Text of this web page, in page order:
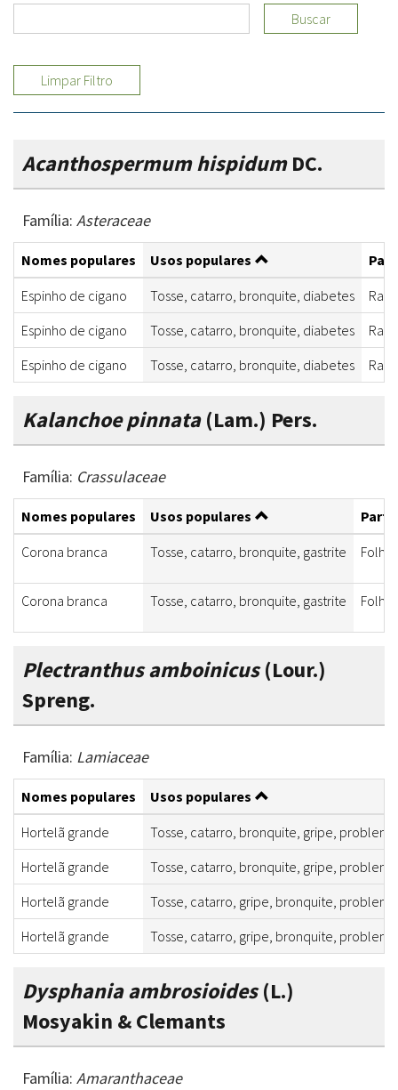
Buscar
Limpar Filtro
Acanthospermum hispidumDC.
Família: Asteraceae
Nomes populares Usos populares
Espinho de cigano
Tosse, catarro, bronquite, diabetes
Raiz
Espinho de cigano
Tosse, catarro, bronquite, diabetes
Raiz
Espinho de cigano
Tosse, catarro, bronquite, diabetes Raiz
Kalanchoe pinnata(Lam.) Pers.
Família: Crassulaceae
Nomes populares Usos populares
Corona branca
Tosse, catarro, bronquite, gastrite Folha
Corona branca Tosse, catarro, bronquite, gastrite Folha
Plectranthus amboinicus(Lour.)
Spreng.
Família: Lamiaceae
Nomes populares
Usos populares
Hortelã grande
Tosse, catarro, bronquite, gripe,
Hortelã grande
Tosse, catarro, bronquite, gripe,
Hortelã grande
Tosse, catarro, gripe, bronquite,
Hortelã grande
Tosse, catarro, gripe, bronquite,
Dysphania ambrosioides(L.)
Mosyakin & Clemants
Família: Amaranthaceae